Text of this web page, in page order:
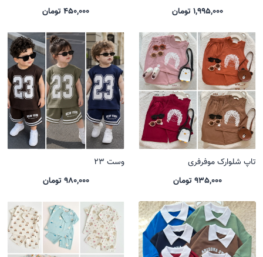
1,995,000 تومان
450,000 تومان
تاپ شلوارک موفرفری
935,000 تومان
وست 23
980,000 تومان